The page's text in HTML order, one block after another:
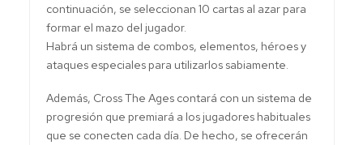
continuación, se seleccionan 10 cartas al azar para
formar el mazo del jugador.
Habrá un sistema de combos, elementos, héroes y
ataques especiales para utilizarlos sabiamente.
Además, Cross The Ages contará con un sistema de
progresión que premiará a los jugadores habituales
que se conecten cada día. De hecho, se ofrecerán